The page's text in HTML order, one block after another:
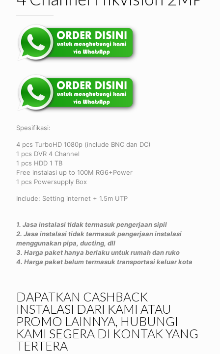
Spesifikasi:
4 pcs TurboHD 1080p (include BNC dan DC)
1 pcs DVR 4 Channel
1 pcs HDD 1 TB
Free instalasi up to 100M RG6+Power
1 pcs Powersupply Box
Include: Setting internet + 1.5m UTP
1. Jasa instalasi tidak termasuk pengerjaan sipil
2. Jasa instalasi tidak termasuk pengerjaan instalasi
menggunakan pipa, ducting, dll
3. Harga paket hanya berlaku untuk rumah dan ruko
4. Harga paket belum termasuk transportasi keluar kota
DAPATKAN CASHBACK
INSTALASI DARI KAMI ATAU
PROMO LAINNYA, HUBUNGI
KAMI SEGERA DI KONTAK YANG
TERTERA